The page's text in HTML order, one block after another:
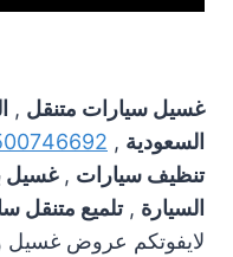
غسيل سيارات متنقل ,
السعودية ,
تنظيف سيارات ,غسيل
السيارة ,تلميع متنقل
لايفوتكم عروض غسيل